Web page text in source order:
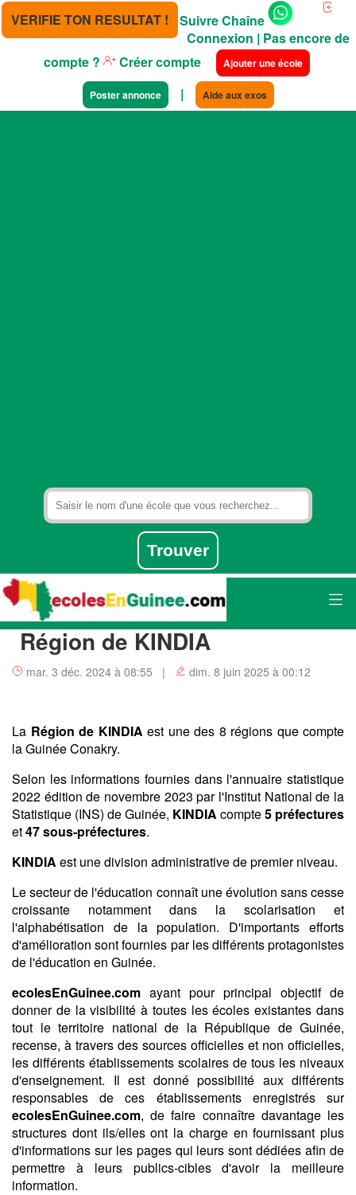
VERIFIE TON RESULTAT !
Suivre Chaîne
Connexion | Pas encore de
compte ?
Créer compte Ajouter une école
Poster annonce | Aide aux exos
Région de KINDIA
mar. 3 déc. 2024 à 08:55 | dim. 8 juin 2025 à 00:12
La Région de KINDIA est une des 8 régions que compte
la Guinée Conakry.
Selon les informations fournies dans l'annuaire statistique
2022 édition de novembre 2023 par l'Institut National de la
Statistique (INS) de Guinée, KINDIA compte5 préfectures
et47sous-préfectures.
KINDIA est une division administrative de premier niveau.
Le secteur de l'éducation connaît une évolution sans cesse
croissante notamment dans la scolarisation et
l'alphabétisation de la population. D'importants efforts
d'amélioration sont fournies par les différents protagonistes
de l'éducation en Guinée.
ecolesEnGuinee.com ayant pour principal objectif de
donner de la visibilité à toutes les écoles existantes dans
tout le territoire national de la République de Guinée,
recense, à travers des sources officielles et non officielles,
les différents établissements scolaires de tous les niveaux
d'enseignement. Il est donné possibilité aux différents
responsables de ces établissements enregistrés sur
ecolesEnGuinee.com, de faire connaître davantage les
structures dont ils/elles ont la charge en fournissant plus
d'informations sur les pages qui leurs sont dédiées afin de
permettre à leurs publics-cibles d'avoir la meilleure
information.